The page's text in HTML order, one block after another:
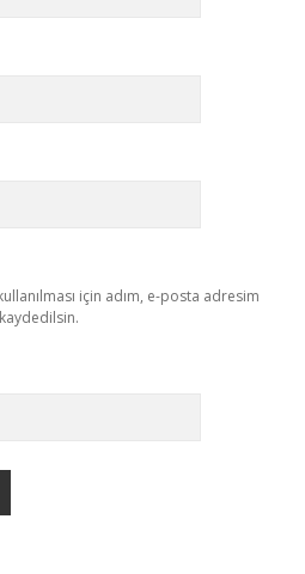
için adım, e-posta adresim